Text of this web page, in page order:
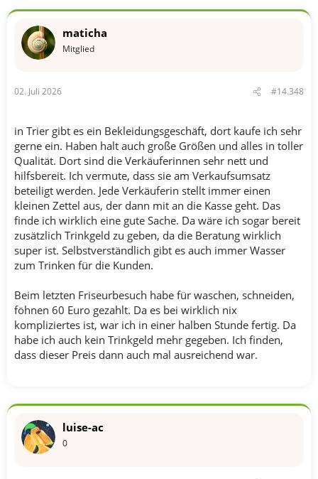
maticha
Mitglied
02. Juli 2026 #14.348
in Trier gibt es ein Bekleidungsgeschäft, dort kaufe ich sehr
gerne ein. Haben halt auch große Größen und alles in toller
Qualität. Dort sind die Verkäuferinnen sehr nett und
hilfsbereit. Ich vermute, dass sie am Verkaufsumsatz
beteiligt werden. Jede Verkäuferin stellt immer einen
kleinen Zettel aus, der dann mit an die Kasse geht. Das
finde ich wirklich eine gute Sache. Da wäre ich sogar bereit
zusätzlich Trinkgeld zu geben, da die Beratung wirklich
super ist. Selbstverständlich gibt es auch immer Wasser
zum Trinken für die Kunden.
Beim letzten Friseurbesuch habe für waschen, schneiden,
föhnen 60 Euro gezahlt. Da es bei wirklich nix
kompliziertes ist, war ich in einer halben Stunde fertig. Da
habe ich auch kein Trinkgeld mehr gegeben. Ich finden,
dass dieser Preis dann auch mal ausreichend war.
luise-ac
0